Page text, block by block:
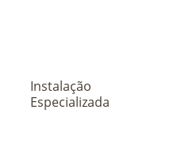
Instalação
Especializada